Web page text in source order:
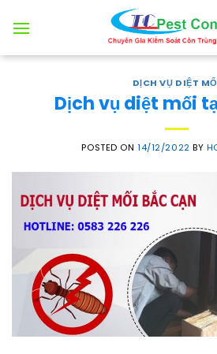
DỊCH VỤ DIỆT
Dịch vụ diệt mối
POSTED ON14/12/2022 BY